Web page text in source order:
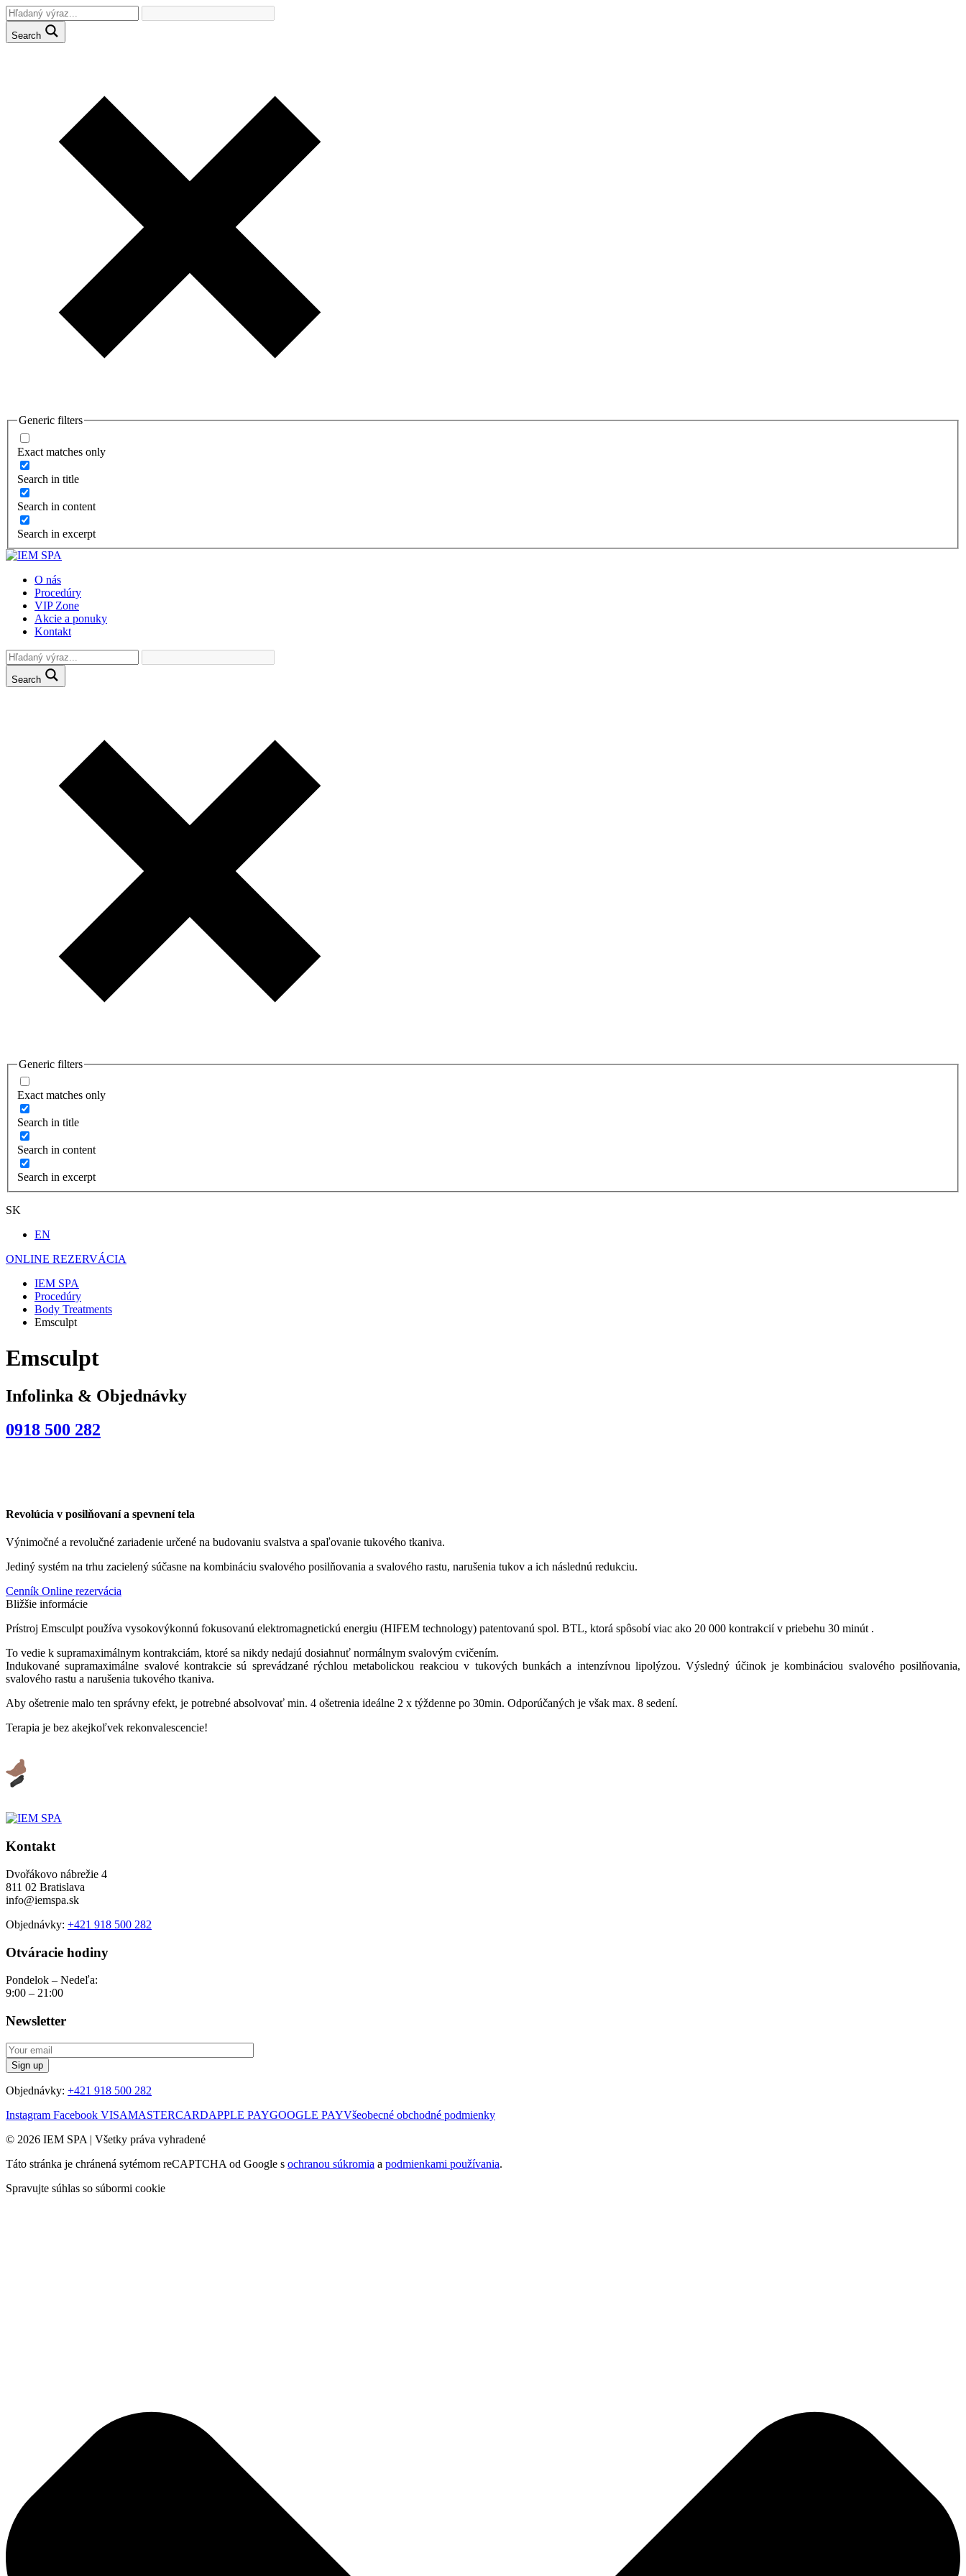
Search
Generic filters
Exact matches only
Search in title
Search in content
Search in excerpt
O nás
Procedúry
VIP Zone
Akcie a ponuky
Kontakt
Search
Generic filters
Exact matches only
Search in title
Search in content
Search in excerpt
SK
EN
ONLINE REZERVÁCIA
IEM SPA
Procedúry
Body Treatments
Emsculpt
Emsculpt
Infolinka & Objednávky
0918 500 282
Revolúcia v posilňovaní a spevnení tela
Výnimočné a revolučné zariadenie určené na budovaniu svalstva a spaľovanie tukového tkaniva.
Jediný systém na trhu zacielený súčasne na kombináciu svalového posilňovania a svalového rastu, narušenia tukov a ich následnú redukciu.
Cenník Online rezervácia
Bližšie informácie
Prístroj Emsculpt používa vysokovýkonnú fokusovanú elektromagnetickú energiu (HIFEM technology) patentovanú spol. BTL, ktorá spôsobí viac ako 20 000 kontrakcií v priebehu 30 minút .
To vedie k supramaximálnym kontrakciám, ktoré sa nikdy nedajú dosiahnuť normálnym svalovým cvičením.
Indukované supramaximálne svalové kontrakcie sú sprevádzané rýchlou metabolickou reakciou v tukových bunkách a intenzívnou lipolýzou. Výsledný účinok je kombináciou svalového posilňovania,
svalového rastu a narušenia tukového tkaniva.
Aby ošetrenie malo ten správny efekt, je potrebné absolvovať min. 4 ošetrenia ideálne 2 x týždenne po 30min. Odporúčaných je však max. 8 sedení.
Terapia je bez akejkoľvek rekonvalescencie!
Kontakt
Dvořákovo nábrežie 4
811 02 Bratislava
info@iemspa.sk
Objednávky: +421 918 500 282
Otváracie hodiny
Pondelok – Nedeľa:
9:00 – 21:00
Newsletter
Objednávky: +421 918 500 282
Instagram Facebook VISAMASTERCARDAPPLE PAYGOOGLE PAYVšeobecné obchodné podmienky
© 2026 IEM SPA | Všetky práva vyhradené
Táto stránka je chránená sytémom reCAPTCHA od Google s ochranou súkromia a podmienkami používania.
Spravujte súhlas so súbormi cookie